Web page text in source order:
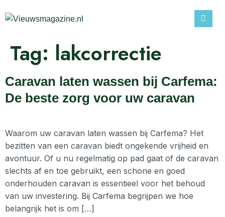
Tag: lakcorrectie
Caravan laten wassen bij Carfema:
De beste zorg voor uw caravan
Waarom uw caravan laten wassen bij Carfema? Het
bezitten van een caravan biedt ongekende vrijheid en
avontuur. Of u nu regelmatig op pad gaat of de caravan
slechts af en toe gebruikt, een schone en goed
onderhouden caravan is essentieel voor het behoud
van uw investering. Bij Carfema begrijpen we hoe
belangrijk het is om […]